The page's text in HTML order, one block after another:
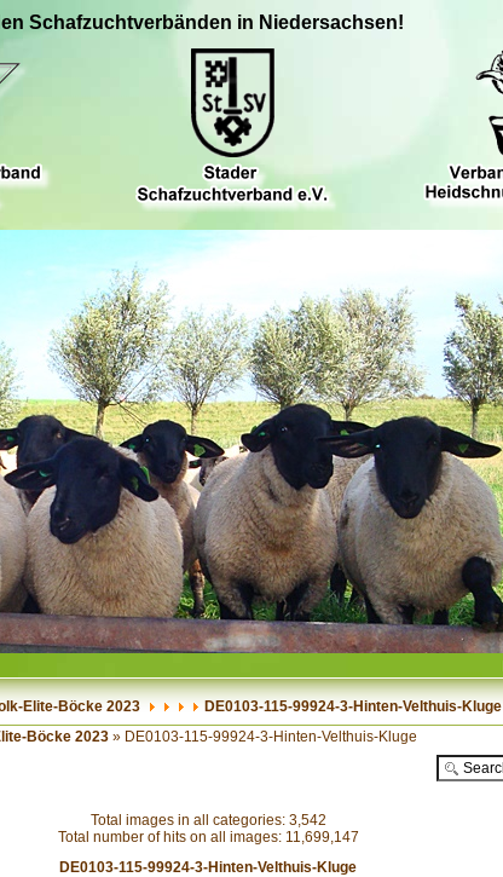
Schafzuchtverbänden in Niedersachsen!
Elite-Böcke 2023 DE0103-115-99924-3-Hinten-Velthuis-Kluge
Böcke 2023 » DE0103-115-99924-3-Hinten-Velthuis-Kluge
Total images in all categories: 3,542
Total number of hits on all images: 11,699,147
DE0103-115-99924-3-Hinten-Velthuis-Kluge